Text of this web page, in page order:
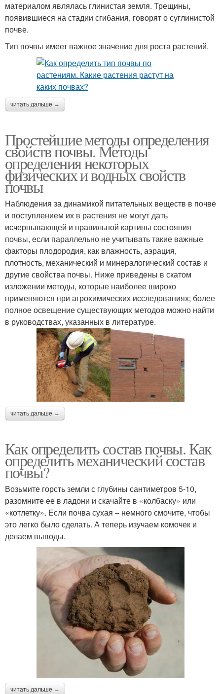
материалом являлась глинистая земля. Трещины,
появившиеся на стадии сгибания, говорят о суглинистой
почве.
Тип почвы имеет важное значение для роста растений.
читать дальше →
Простейшие методы определения
свойств почвы. Методы
определения некоторых
физических и водных свойств
почвы
Наблюдения за динамикой питательных веществ в почве
и поступлением их в растения не могут дать
исчерпывающей и правильной картины состояния
почвы, если параллельно не учитывать такие важные
факторы плодородия, как влажность, аэрация,
плотность, механический и минералогический состав и
другие свойства почвы. Ниже приведены в скатом
изложении методы, которые наиболее широко
применяются при агрохимических исследованиях; более
полное освещение существующих методов можно найти
в руководствах, указанных в литературе.
читать дальше →
Как определить состав почвы. Как
определить механический состав
почвы?
Возьмите горсть земли с глубины сантиметров 5-10,
разомните ее в ладони и скачайте в «колбаску» или
«котлетку». Если почва сухая – немного смочите, чтобы
это легко было сделать. А теперь изучаем комочек и
делаем выводы.
читать дальше →